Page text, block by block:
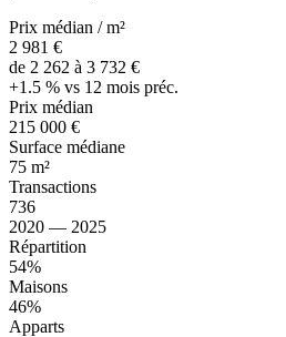
Prix médian / m²
2 981 €
de 2 262 à 3 732 €
+1.5 % vs 12 mois préc.
Prix médian
215 000 €
Surface médiane
75 m²
Transactions
736
2020 — 2025
Répartition
54%
Maisons
46%
Apparts